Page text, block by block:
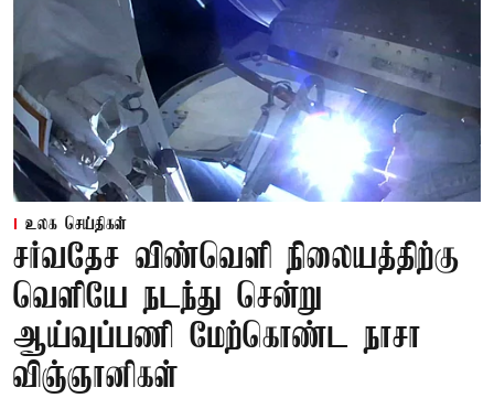
உலக செய்திகள்
சர்வதேச விண்வெளி நிலையத்திற்கு
வெளியே நடந்து சென்று
ஆய்வுப்பணி மேற்கொண்ட நாசா
விஞ்ஞானிகள்